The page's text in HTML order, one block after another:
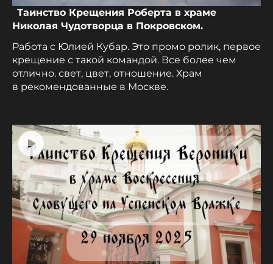
Таинство Крещения Роберта в храме
Николая Чудотворца в Покровском.
Работа с Юлией Кубар. Это промо ролик, первое
крещение с такой командой. Все более чем
отлично. свет, цвет, отношение. Храм
в рекомендованные в Москве.